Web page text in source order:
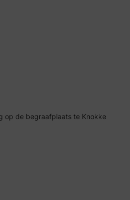
op de begraafplaats te Knokke